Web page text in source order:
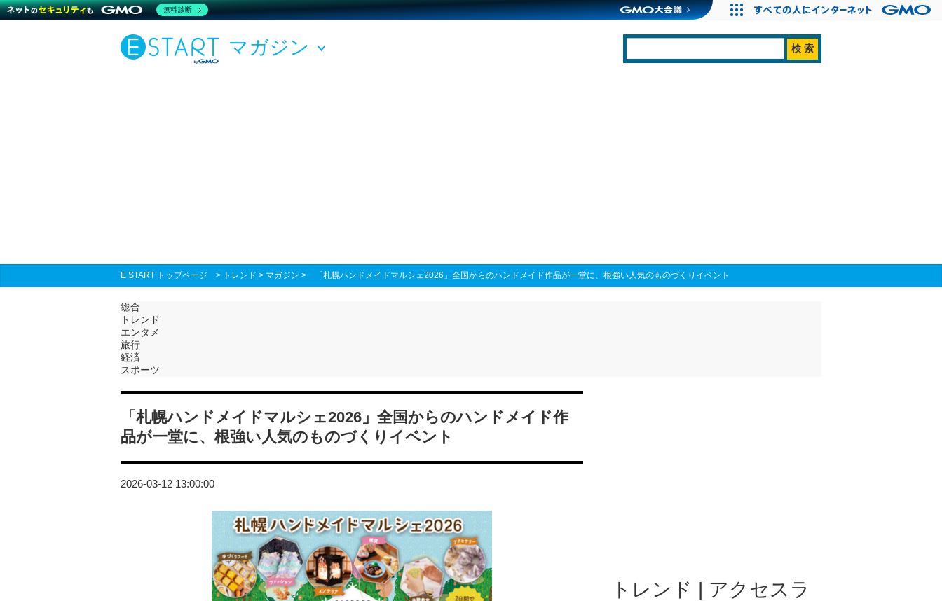
マガジン
E START トップページ > トレンド > マガジン > 「札幌ハンドメイドマルシェ2026」全国からのハンドメイド作品が一堂に、根強い人気のものづくりイベント
総合
トレンド
エンタメ
旅行
経済
スポーツ
「札幌ハンドメイドマルシェ2026」全国からのハンドメイド作
品が一堂に、根強い人気のものづくりイベント
2026-03-12 13:00:00
トレンド | アクセスラ
無料診断